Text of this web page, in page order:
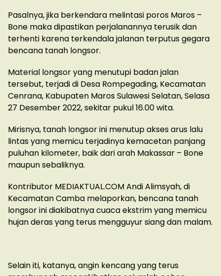
Pasalnya, jika berkendara melintasi poros Maros –
Bone maka dipastikan perjalanannya terusik dan
terhenti karena terkendala jalanan terputus gegara
bencana tanah longsor.
Material longsor yang menutupi badan jalan
tersebut, terjadi di Desa Rompegading, Kecamatan
Cenrana, Kabupaten Maros Sulawesi Selatan, Selasa
27 Desember 2022, sekitar pukul 16.00 wita.
Mirisnya, tanah longsor ini menutup akses arus lalu
lintas yang memicu terjadinya kemacetan panjang
puluhan kilometer, baik dari arah Makassar – Bone
maupun sebaliknya.
Kontributor MEDIAKTUAL.COM Andi Alimsyah, di
Kecamatan Camba melaporkan, bencana tanah
longsor ini diakibatnya cuaca ekstrim yang memicu
hujan deras yang terus mengguyur siang dan malam.
Selain iti, katanya, angin kencang yang terus